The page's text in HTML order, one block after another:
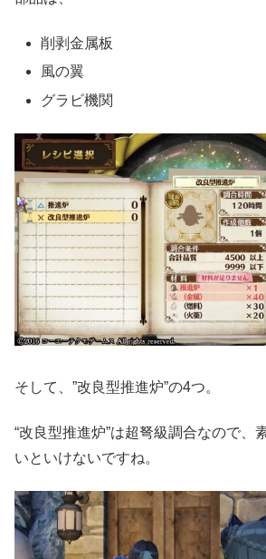
削剥金属板
風の翼
グラビ機関
そして、”改良型推進炉”の4つ。
“改良型推進炉”は超弩級調合なので、
いといけないですね。